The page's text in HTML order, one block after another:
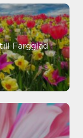
Färgglad